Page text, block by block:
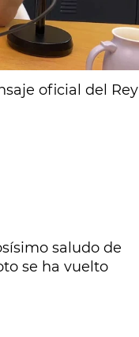
transformase
por superar el
oficial del Rey
saludo de
se ha vuelto